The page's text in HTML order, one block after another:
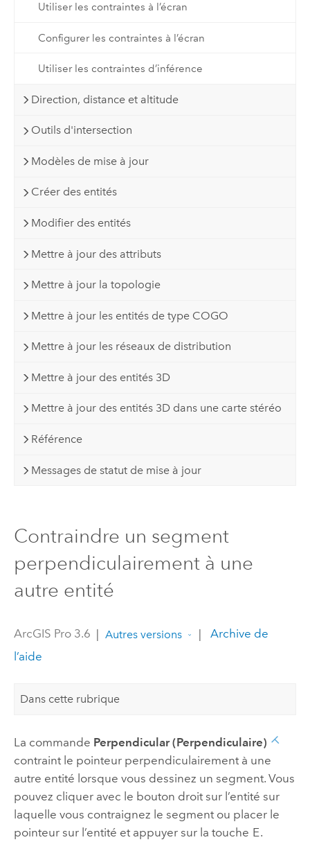
Utiliser les contraintes à l’écran
Configurer les contraintes à l’écran
Utiliser les contraintes d’inférence
Direction, distance et altitude
Outils d'intersection
Modèles de mise à jour
Créer des entités
Modifier des entités
Mettre à jour des attributs
Mettre à jour la topologie
Mettre à jour les entités de type COGO
Mettre à jour les réseaux de distribution
Mettre à jour des entités 3D
Mettre à jour des entités 3D dans une carte stéréo
Référence
Messages de statut de mise à jour
Contraindre un segment
perpendiculairement à une
autre entité
ArcGIS Pro 3.6 | Autres versions |
Archive de
l’aide
Dans cette rubrique
La commande Perpendicular (Perpendiculaire)
contraint le pointeur perpendiculairement à une
autre entité lorsque vous dessinez un segment. Vous
pouvez cliquer avec le bouton droit sur l’entité sur
laquelle vous contraignez le segment ou placer le
pointeur sur l’entité et appuyer sur la touche E.